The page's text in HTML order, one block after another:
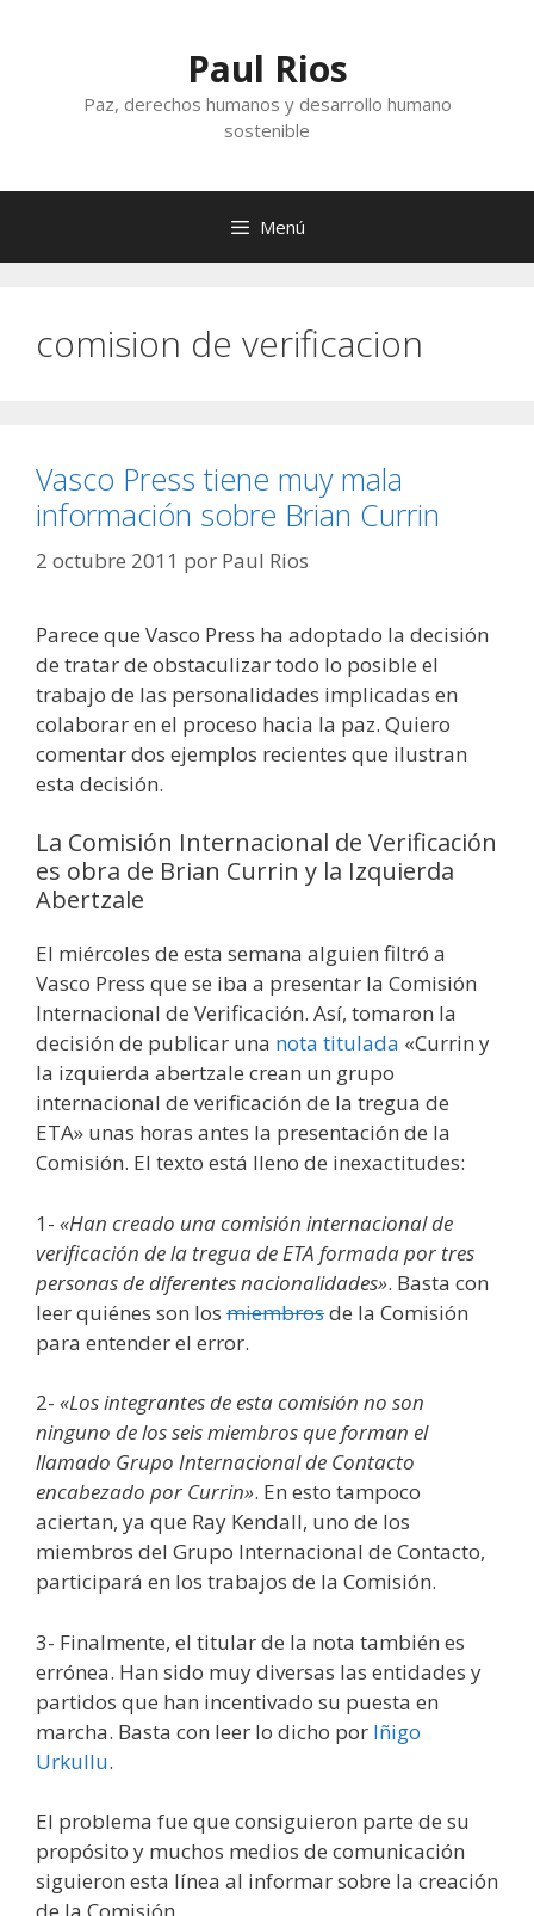
Paul Rios
Paz, derechos humanos y desarrollo humano
sostenible
Menú
comision de verificacion
Vasco Press tiene muy mala
información sobre Brian Currin
2 octubre 2011 por Paul Rios
Parece que Vasco Press ha adoptado la decisión
de tratar de obstaculizar todo lo posible el
trabajo de las personalidades implicadas en
colaborar en el proceso hacia la paz. Quiero
comentar dos ejemplos recientes que ilustran
esta decisión.
La Comisión Internacional de Verificación
es obra de Brian Currin y la Izquierda
Abertzale
El miércoles de esta semana alguien filtró a
Vasco Press que se iba a presentar la Comisión
Internacional de Verificación. Así, tomaron la
decisión de publicar una nota titulada «Currin y
la izquierda abertzale crean un grupo
internacional de verificación de la tregua de
ETA» unas horas antes la presentación de la
Comisión. El texto está lleno de inexactitudes:
1- «Han creado una comisión internacional de
verificación de la tregua de ETA formada por tres
personas de diferentes nacionalidades». Basta con
leer quiénes son los miembrosde la Comisión
para entender el error.
2- «Los integrantes de esta comisión no son
ninguno de los seis miembros que forman el
llamado Grupo Internacional de Contacto
encabezado por Currin». En esto tampoco
aciertan, ya que Ray Kendall, uno de los
miembros del Grupo Internacional de Contacto,
participará en los trabajos de la Comisión.
3- Finalmente, el titular de la nota también es
errónea. Han sido muy diversas las entidades y
partidos que han incentivado su puesta en
marcha. Basta con leer lo dicho por Iñigo
Urkullu.
El problema fue que consiguieron parte de su
propósito y muchos medios de comunicación
siguieron esta línea al informar sobre la creación